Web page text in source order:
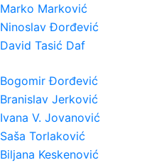
Marko Marković
Ninoslav Đorđević
David Tasić Daf
Bogomir Đorđević
Branislav Jerković
Ivana V. Jovanović
Saša Torlaković
Biljana Keskenović